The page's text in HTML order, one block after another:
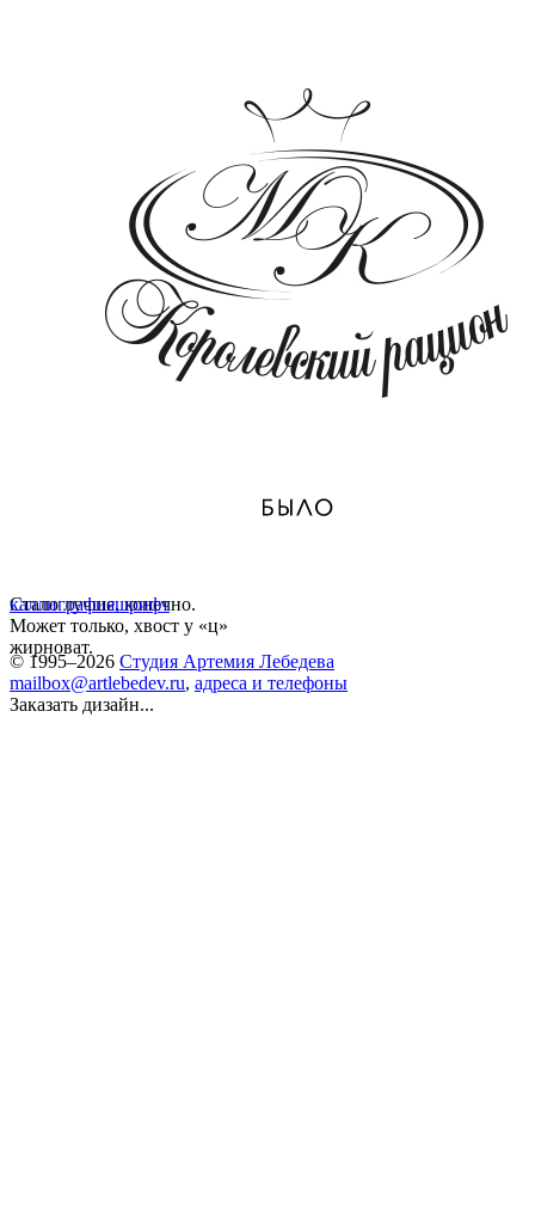
Стало лучше, конечно.
Может только, хвост у «ц»
жирноват.
каллиграфияшрифт
© 1995–2026 Студия Артемия Лебедева
mailbox@artlebedev.ru, адреса и телефоны
Заказать дизайн...